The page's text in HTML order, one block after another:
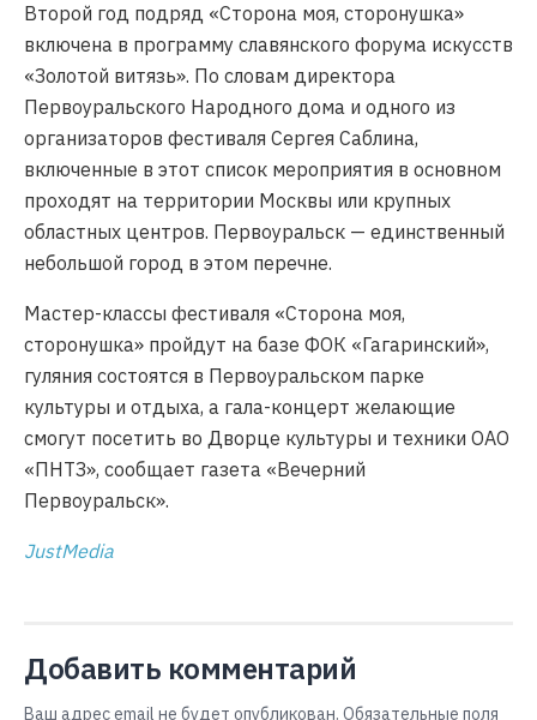
Второй год подряд «Сторона моя, сторонушка»
включена в программу славянского форума искусств
«Золотой витязь». По словам директора
Первоуральского Народного дома и одного из
организаторов фестиваля Сергея Саблина,
включенные в этот список мероприятия в основном
проходят на территории Москвы или крупных
областных центров. Первоуральск — единственный
небольшой город в этом перечне.
Мастер-классы фестиваля «Сторона моя,
сторонушка» пройдут на базе ФОК «Гагаринский»,
гуляния состоятся в Первоуральском парке
культуры и отдыха, а гала-концерт желающие
смогут посетить во Дворце культуры и техники ОАО
«ПНТЗ», сообщает газета «Вечерний
Первоуральск».
JustMedia
Добавить комментарий
Ваш адрес email не будет опубликован. Обязательные поля